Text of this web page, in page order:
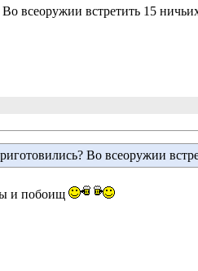
всеоружии встретить 15
Во всеоружии
и побоищ